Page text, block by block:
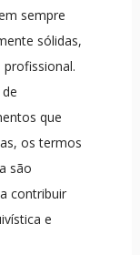
sempre
sólidas,
que
os termos
são
contribuir
e